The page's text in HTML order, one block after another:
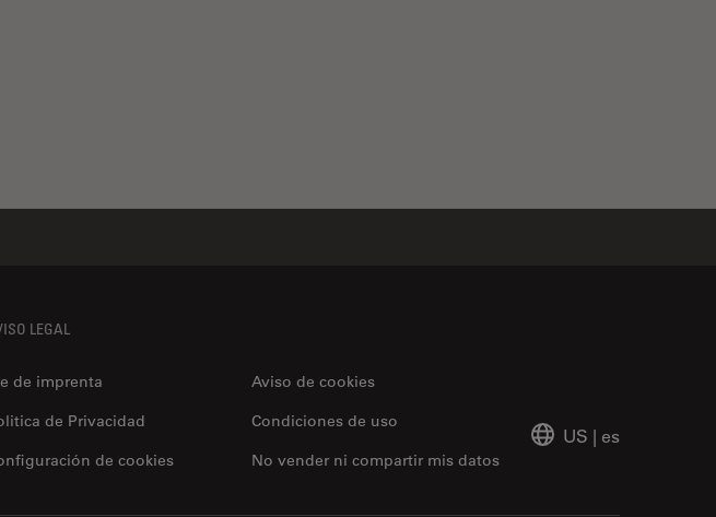
LEGAL
de imprenta
Aviso de cookies
de Privacidad
No vender ni compartir mis datos
Condiciones de uso
de cookies
US | es